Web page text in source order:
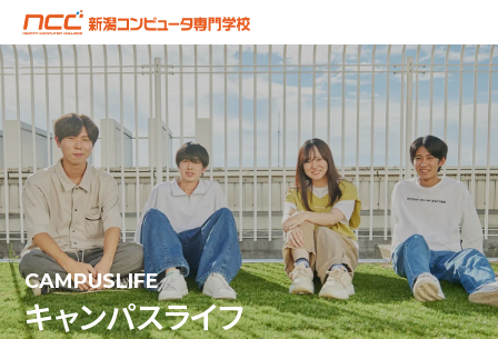
CAMPUSLIFE
キャンパスライフ